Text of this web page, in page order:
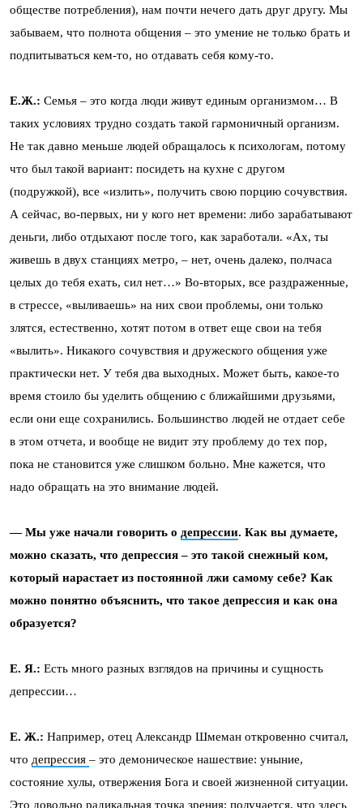
обществе потребления), нам почти нечего дать друг другу. Мы
забываем, что полнота общения – это умение не только брать и
подпитываться кем-то, но отдавать себя кому-то.
Е.Ж.: Семья – это когда люди живут единым организмом… В
таких условиях трудно создать такой гармоничный организм.
Не так давно меньше людей обращалось к психологам, потому
что был такой вариант: посидеть на кухне с другом
(подружкой), все «излить», получить свою порцию сочувствия.
А сейчас, во-первых, ни у кого нет времени: либо зарабатывают
деньги, либо отдыхают после того, как заработали. «Ах, ты
живешь в двух станциях метро, – нет, очень далеко, полчаса
целых до тебя ехать, сил нет…» Во-вторых, все раздраженные,
в стрессе, «выливаешь» на них свои проблемы, они только
злятся, естественно, хотят потом в ответ еще свои на тебя
«вылить». Никакого сочувствия и дружеского общения уже
практически нет. У тебя два выходных. Может быть, какое-то
время стоило бы уделить общению с ближайшими друзьями,
если они еще сохранились. Большинство людей не отдает себе
в этом отчета, и вообще не видит эту проблему до тех пор,
пока не становится уже слишком больно. Мне кажется, что
надо обращать на это внимание людей.
— Мы уже начали говорить о депрессии. Как вы думаете,
можно сказать, что депрессия – это такой снежный ком,
который нарастает из постоянной лжи самому себе? Как
можно понятно объяснить, что такое депрессия и как она
образуется?
Е. Я.: Есть много разных взглядов на причины и сущность
депрессии…
Е. Ж.: Например, отец Александр Шмеман откровенно считал,
что депрессия – это демоническое нашествие: уныние,
состояние хулы, отвержения Бога и своей жизненной ситуации.
Это довольно радикальная точка зрения: получается, что здесь